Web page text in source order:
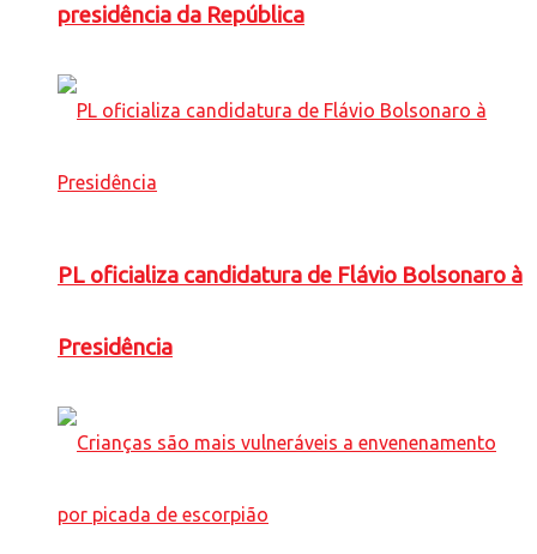
presidência da República
PL oficializa candidatura de Flávio Bolsonaro à
Presidência